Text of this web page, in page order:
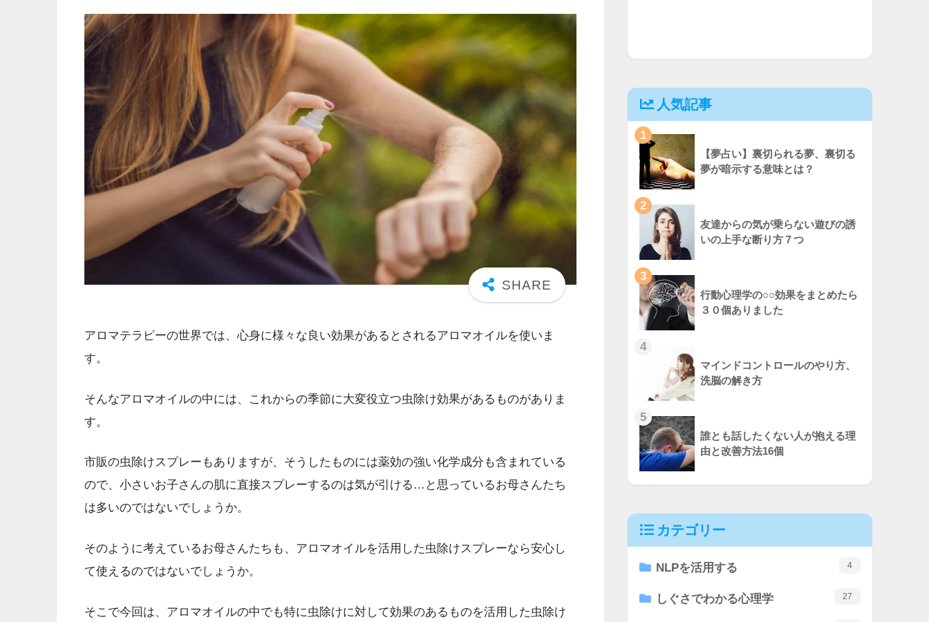
アロマテラピーの世界では、心身に様々な良い効果があるとされるアロマオイルを使いま
す。
そんなアロマオイルの中には、これからの季節に大変役立つ虫除け効果があるものがありま
す。
市販の虫除けスプレーもありますが、そうしたものには薬効の強い化学成分も含まれている
ので、小さいお子さんの肌に直接スプレーするのは気が引ける…と思っているお母さんたち
は多いのではないでしょうか。
そのように考えているお母さんたちも、アロマオイルを活用した虫除けスプレーなら安心し
て使えるのではないでしょうか。
そこで今回は、アロマオイルの中でも特に虫除けに対して効果のあるものを活用した虫除け
人気記事
1
【夢占い】裏切られる夢、裏切る
夢が暗示する意味とは？
2
友達からの気が乗らない遊びの誘
いの上手な断り方７つ
3
行動心理学の○○効果をまとめたら
３０個ありました
4
マインドコントロールのやり方、
洗脳の解き方
5
誰とも話したくない人が抱える理
由と改善方法16個
カテゴリー
NLPを活用する 4
しぐさでわかる心理学 27